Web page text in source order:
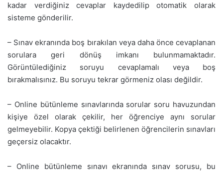
kadar verdiğiniz cevaplar kaydedilip otomatik olarak
sisteme gönderilir.
– Sınav ekranında boş bırakılan veya daha önce cevaplanan
sorulara geri dönüş imkanı bulunmamaktadır.
Görüntülediğiniz soruyu cevaplamalı veya boş
bırakmalısınız. Bu soruyu tekrar görmeniz olası değildir.
– Online bütünleme sınavlarında sorular soru havuzundan
kişiye özel olarak çekilir, her öğrenciye aynı sorular
gelmeyebilir. Kopya çektiği belirlenen öğrencilerin sınavları
geçersiz olacaktır.
– Online bütünleme sınavı ekranında sınav sorusu, bu